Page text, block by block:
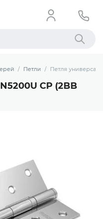
Найти
Петли Петля
CP (2BB